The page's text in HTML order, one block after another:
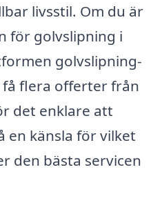
livsstil. Om du är
för golvslipning i
golvslipning-
flera offerter från
det enklare att
en känsla för vilket
den bästa servicen